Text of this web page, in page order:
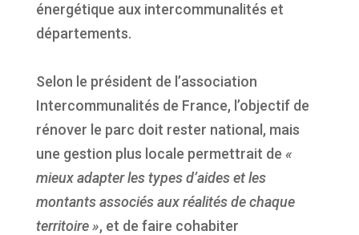
énergétique aux intercommunalités et
départements.
Selon le président de l’association
Intercommunalités de France, l’objectif de
rénover le parc doit rester national, mais
une gestion plus locale permettrait de «
mieux adapter les types d’aides et les
montants associés aux réalités de chaque
territoire », et de faire cohabiter